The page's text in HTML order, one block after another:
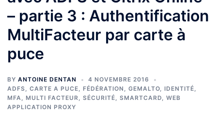
– partie 3 : Authentification
MultiFacteur par carte à
puce
BY ANTOINE DENTAN
4 NOVEMBRE 2016
ADFS
CARTE A PUCE FÉDÉRATION GEMALTO IDENTITÉ
MFA
MULTI FACTEUR SÉCURITÉ SMARTCARD
WEB
APPLICATION PROXY